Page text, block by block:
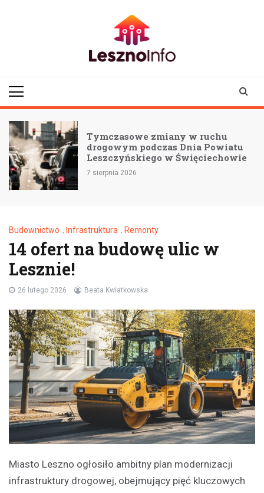
Tymczasowe zmiany w ruchu
drogowym podczas Dnia Powiatu
Leszczyńskiego w Święciechowie
7 sierpnia 2026
Budownictwo , Infrastruktura , Remonty
14 ofert na budowę ulic w
Lesznie!
26 lutego 2026 Beata Kwiatkowska
Miasto Leszno ogłosiło ambitny plan modernizacji
infrastruktury drogowej, obejmujący pięć kluczowych